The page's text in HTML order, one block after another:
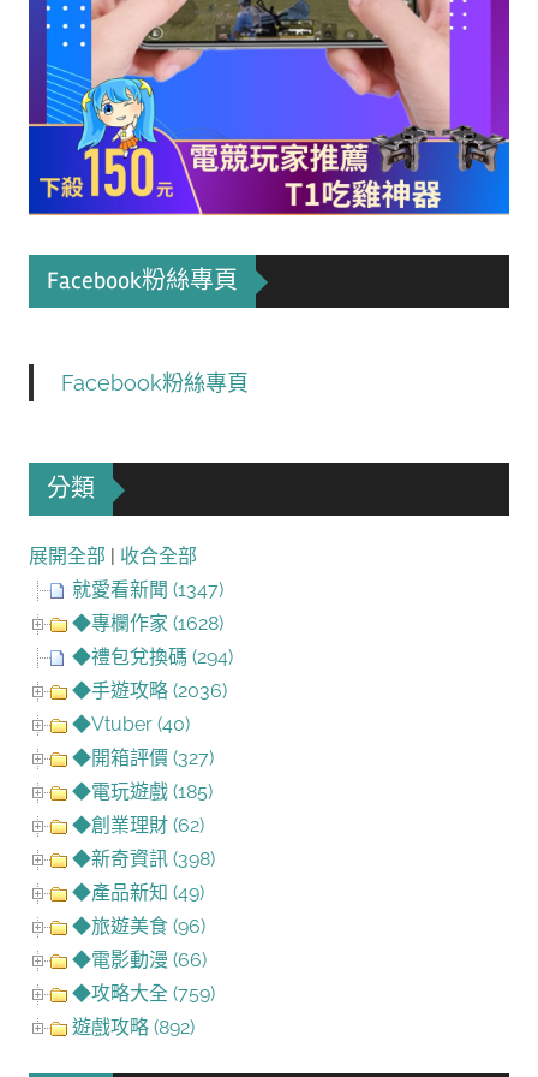
Facebook粉絲專頁
Facebook粉絲專頁
分類
展開全部 | 收合全部
就愛看新聞 (1347)
◆專欄作家 (1628)
◆禮包兌換碼 (294)
◆手遊攻略 (2036)
◆Vtuber (40)
◆開箱評價 (327)
◆電玩遊戲 (185)
◆創業理財 (62)
◆新奇資訊 (398)
◆產品新知 (49)
◆旅遊美食 (96)
◆電影動漫 (66)
◆攻略大全 (759)
遊戲攻略 (892)